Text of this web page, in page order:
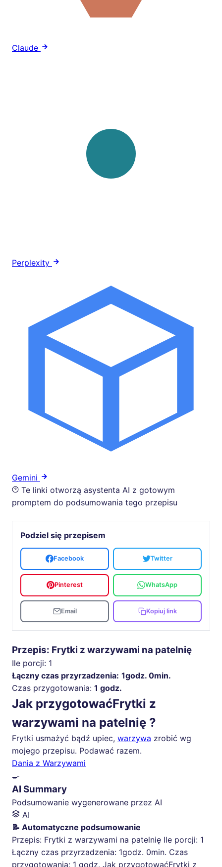
Claude
Perplexity
Gemini
Te linki otworzą asystenta AI z gotowym
promptem do podsumowania tego przepisu
Podziel się przepisem
Facebook Twitter
Pinterest WhatsApp
Email Kopiuj link
Przepis: Frytki z warzywami na patelnię
Ile porcji: 1
Łączny czas przyrzadzenia: 1godz. 0min.
Czas przygotowania: 1 godz.
Jak przygotowaćFrytki z
warzywami na patelnię ?
Frytki usmażyć bądź upiec, warzywa zrobić wg
mojego przepisu. Podawać razem.
Dania z Warzywami
🍳
AI Summary
Podsumowanie wygenerowane przez AI
AI
📝 Automatyczne podsumowanie
Przepis: Frytki z warzywami na patelnię Ile porcji: 1
Łączny czas przyrzadzenia: 1godz. 0min. Czas
przygotowania: 1 godz. Jak przygotowaćFrytki z